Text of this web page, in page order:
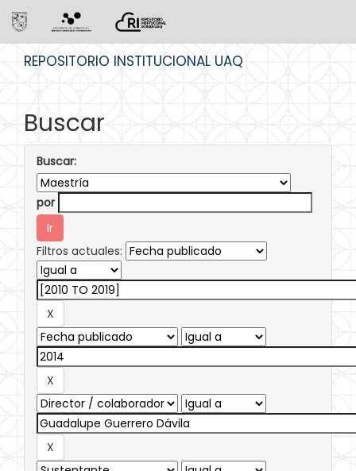
REPOSITORIO INSTITUCIONAL UAQ
Buscar
Buscar:
por
Filtros actuales: